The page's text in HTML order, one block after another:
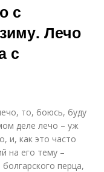
с
Лечо
с
то, боюсь, буду
деле лечо – уж
и, как это часто
на его тему –
перца,